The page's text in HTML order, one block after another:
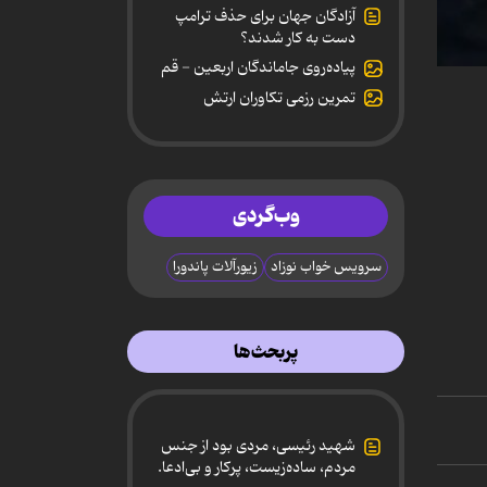
0
آزادگان جهان برای حذف ترامپ
دست به کار شدند؟
پیاده‌روی جاماندگان اربعین - قم
تمرین رزمی تکاوران ارتش
وب‌گردی
سرویس خواب نوزاد زیورآلات پاندورا
پربحث‌ها
شهید رئیسی، مردی بود از جنس
مردم، ساده‌زیست، پرکار و بی‌ادعا.